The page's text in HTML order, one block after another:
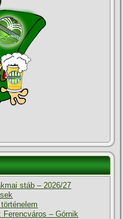
stáb – 2026/27
– Górnik